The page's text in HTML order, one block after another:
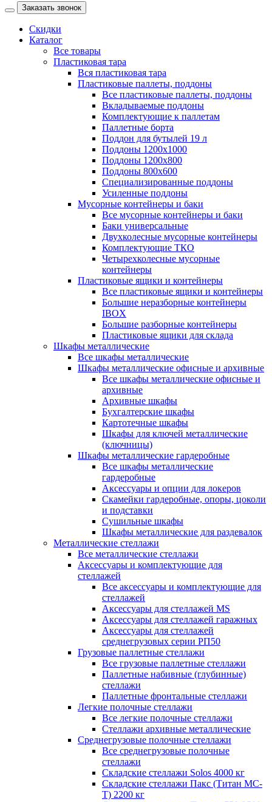
Заказать звонок
Скидки
Каталог
Все товары
Пластиковая тара
Вся пластиковая тара
Пластиковые паллеты, поддоны
Все пластиковые паллеты, поддоны
Вкладываемые поддоны
Комплектующие к паллетам
Паллетные борта
Поддон для бутылей 19 л
Поддоны 1200х1000
Поддоны 1200х800
Поддоны 800х600
Специализированные поддоны
Усиленные поддоны
Мусорные контейнеры и баки
Все мусорные контейнеры и баки
Баки универсальные
Двухколесные мусорные контейнеры
Комплектующие ТКО
Четырехколесные мусорные
контейнеры
Пластиковые ящики и контейнеры
Все пластиковые ящики и контейнеры
Большие неразборные контейнеры
IBOX
Большие разборные контейнеры
Пластиковые ящики для склада
Шкафы металлические
Все шкафы металлические
Шкафы металлические офисные и архивные
Все шкафы металлические офисные и
архивные
Архивные шкафы
Бухгалтерские шкафы
Картотечные шкафы
Шкафы для ключей металлические
(ключницы)
Шкафы металлические гардеробные
Все шкафы металлические
гардеробные
Аксессуары и опции для локеров
Скамейки гардеробные, опоры, цоколи
и подставки
Сушильные шкафы
Шкафы металлические для раздевалок
Металлические стеллажи
Все металлические стеллажи
Аксессуары и комплектующие для
стеллажей
Все аксессуары и комплектующие для
стеллажей
Аксессуары для стеллажей MS
Аксессуары для стеллажей гаражных
Аксессуары для стеллажей
среднегрузовых серии РП50
Грузовые паллетные стеллажи
Все грузовые паллетные стеллажи
Паллетные набивные (глубинные)
стеллажи
Паллетные фронтальные стеллажи
Легкие полочные стеллажи
Все легкие полочные стеллажи
Стеллажи архивные металлические
Среднегрузовые полочные стеллажи
Все среднегрузовые полочные
стеллажи
Складские стеллажи Solos 4000 кг
Складские стеллажи Пакс (Титан МС-
Т) 2200 кг